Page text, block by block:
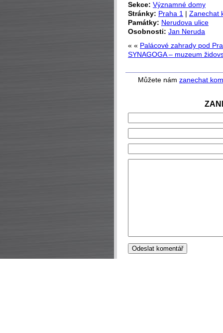
Sekce: Významné domy
Stránky: Praha 1 | Zanechat
Památky: Nerudova ulice
Osobnosti: Jan Neruda
« « Palácové zahrady pod
SYNAGOGA – muzeum
Můžete nám zanechat